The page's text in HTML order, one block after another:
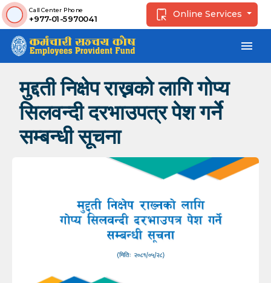
Call Center Phone
+977-01-5970041 Online Services
menu
मुद्दती निक्षेप राख्नको लागि गोप्य
सिलवन्दी दरभाउपत्र पेश गर्ने
सम्बन्धी सूचना